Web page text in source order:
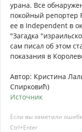
урана. Все
покойный репортер
ее в Independent в
"Загадка
сам писал об этом
показания в
Автор: Кристина
Спирковић)
Источник
Если вы заметили
Ctrl+Enter